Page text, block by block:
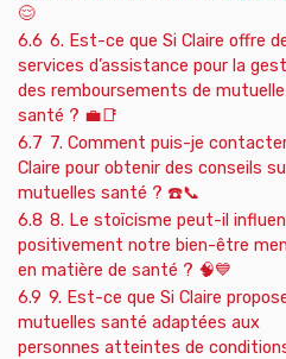
😌
6.6 6. Est-ce que Si Claire offre
services d’assistance pour la
des remboursements de mutuelle
santé ? 💼📑
6.7 7. Comment puis-je
Claire pour obtenir des conseils
mutuelles santé ? ☎️📞
6.8 8. Le stoïcisme peut-il
positivement notre bien-être
en matière de santé ? 🧠💙
6.9 9. Est-ce que Si Claire
mutuelles santé adaptées aux
personnes atteintes de